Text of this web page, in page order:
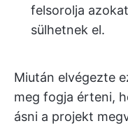
felsorolja
sülhetnek el.
Miután elvégezte
meg fogja érteni,
ásni a projekt